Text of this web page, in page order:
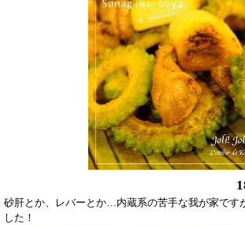
砂肝とか、レバーとか…内蔵系の苦手な我が家です
した！